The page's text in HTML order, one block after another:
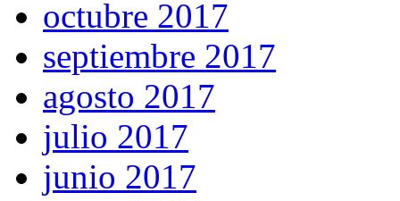
octubre 2017
septiembre 2017
agosto 2017
julio 2017
junio 2017